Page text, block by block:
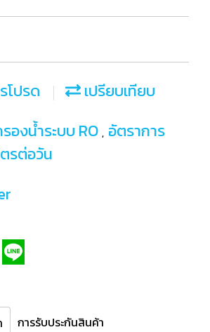
โปรด เปรียบเทียบ
องน้ำระบบ RO , อัตราการ
รต่อวัน
การรับประกันสินค้า